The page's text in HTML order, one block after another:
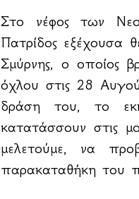
Στο νέφος των
Πατρίδος εξέχουσα
Σμύρνης, ο οποίος
όχλου στις 28
δράση του, το
κατατάσσουν στις
μελετούμε, να
παρακαταθήκη του